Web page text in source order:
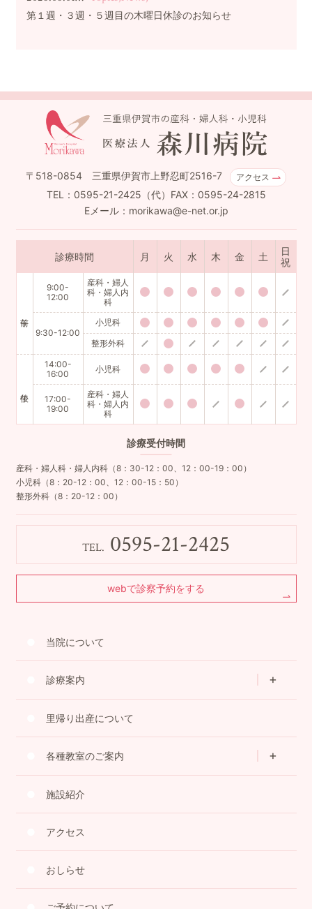
第１週・３週・５週目の木曜日休診のお知らせ
〒518-0854 三重県伊賀市上野忍町2516-7 アクセス
TEL：0595-21-2425（代）FAX：0595-24-2815
Eメール：morikawa@e-net.or.jp
診療時間 月 火 水 木 金 土
日
祝
9:00-
12:00
産科・婦人
科・婦人内
科
9:30-12:00
小児科
整形外科
14:00-
16:00
小児科
17:00-
19:00
産科・婦人
科・婦人内
科
診療受付時間
産科・婦人科・婦人内科（8：30-12：00、12：00-19：00）
小児科（8：20-12：00、12：00-15：50）
整形外科（8：20-12：00）
TEL. 0595-21-2425
webで診察予約をする
当院について
診療案内
里帰り出産について
各種教室のご案内
施設紹介
アクセス
おしらせ